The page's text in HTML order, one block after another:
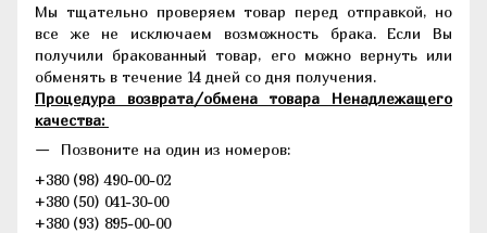
Мы тщательно проверяем товар перед отправкой, но
все же не исключаем возможность брака. Если Вы
получили бракованный товар, его можно вернуть или
обменять в течение 14 дней со дня получения.
Процедура возврата/обмена товара Ненадлежащего
качества:
Позвоните на один из номеров:
+380 (98) 490-00-02
+380 (50) 041-30-00
+380 (93) 895-00-00